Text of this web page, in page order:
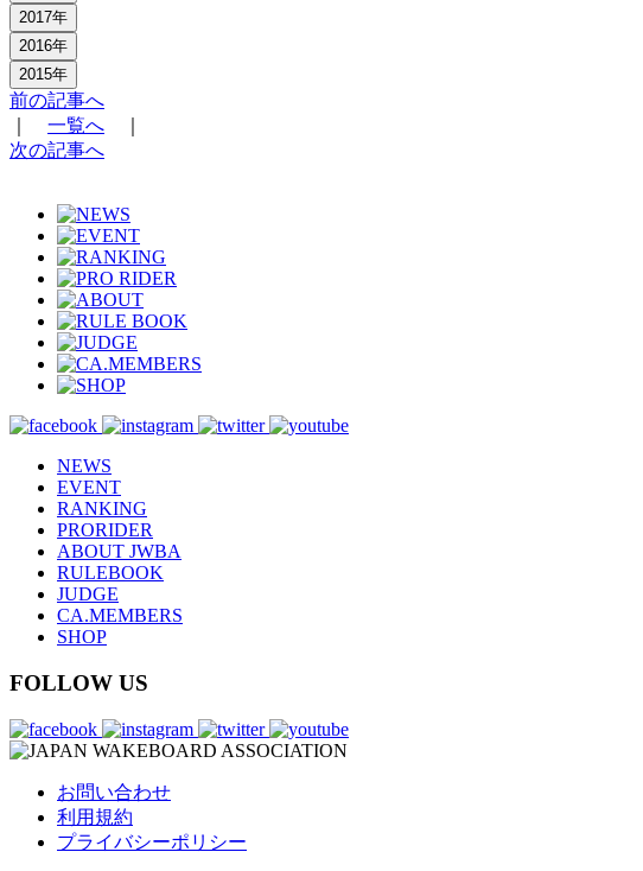
2017年
2016年
2015年
前の記事へ
一覧へ
次の記事へ
NEWS
EVENT
RANKING
PRORIDER
ABOUT JWBA
RULEBOOK
JUDGE
CA.MEMBERS
SHOP
FOLLOW US
お問い合わせ
利用規約
プライバシーポリシー